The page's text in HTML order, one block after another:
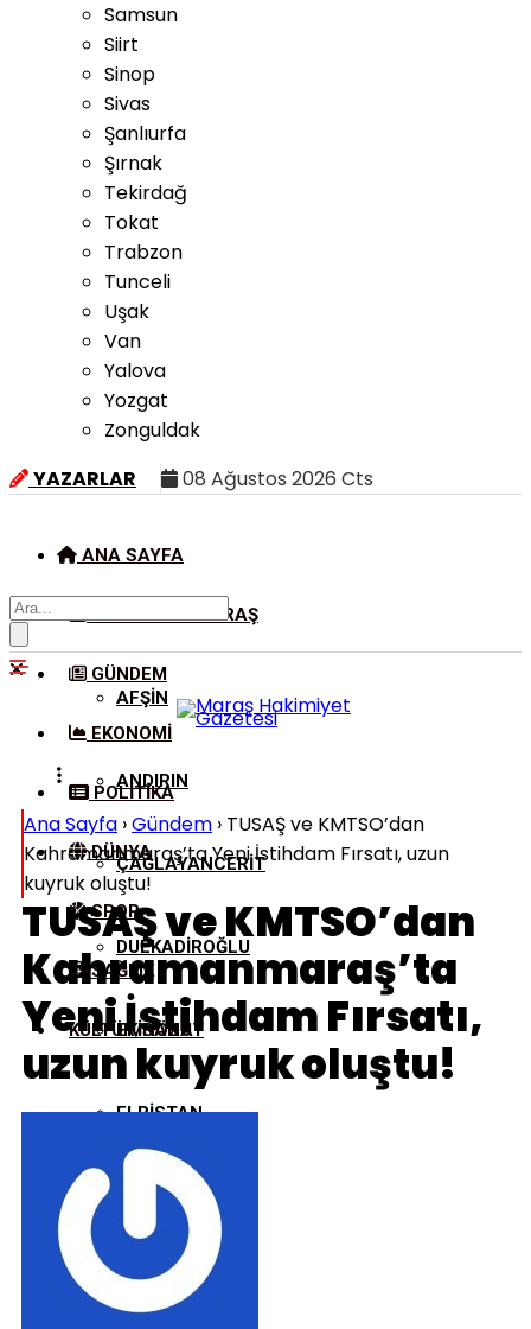
Samsun
Siirt
Sinop
Sivas
Şanlıurfa
Şırnak
Tekirdağ
Tokat
Trabzon
Tunceli
Uşak
Van
Yalova
Yozgat
Zonguldak
YAZARLAR
08 Ağustos 2026 Cts
ANA SAYFA
KAHRAMANMARAŞ
AFŞIN
ANDIRIN
ÇAĞLAYANCERIT
DULKADIROĞLU
EKINÖZÜ
ELBISTAN
GÖKSUN
NURHAK
GÜNDEM
EKONOMI
POLITIKA
DÜNYA
SPOR
SAĞLIK
KÜLTÜR/SANAT
Ana Sayfa ›Gündem › TUSAŞ ve KMTSO’dan
Kahramanmaraş’ta Yeni İstihdam Fırsatı, uzun
kuyruk oluştu!
TUSAŞ ve KMTSO’dan
Kahramanmaraş’ta
Yeni İstihdam Fırsatı,
uzun kuyruk oluştu!